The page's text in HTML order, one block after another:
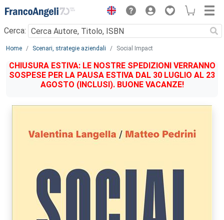
Menu
Cerca:
Main content
Home Scenari, strategie aziendali Social Impact
CHIUSURA ESTIVA: LE NOSTRE SPEDIZIONI VERRANNO
SOSPESE PER LA PAUSA ESTIVA DAL 30 LUGLIO AL 23
AGOSTO (INCLUSI). BUONE VACANZE!